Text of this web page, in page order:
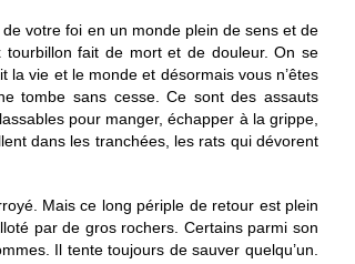
votre foi en un monde plein de sens et de
tourbillon fait de mort et de douleur. On se
vie et le monde et désormais vous n’êtes
tombe sans cesse. Ce sont des assauts
pour manger, échapper à la grippe,
dans les tranchées, les rats qui dévorent
Mais ce long périple de retour est plein
par de gros rochers. Certains parmi son
Il tente toujours de sauver quelqu’un.